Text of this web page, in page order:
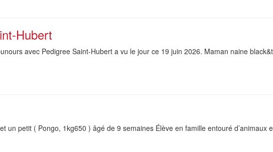
Hubert
avec Pedigree Saint-Hubert a vu le jour ce 19 juin 2026. Maman naine
un petit ( Pongo, 1kg650 ) âgé de 9 semaines Élève en famille entouré d’animaux